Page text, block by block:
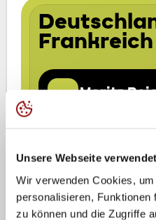
Unsere Webseite
Wir verwenden Cookies,
personalisieren, Funktionen
zu können und die Zugriffe